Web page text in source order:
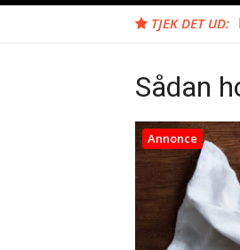
TJEK DET UD:
Sådan
Annonce